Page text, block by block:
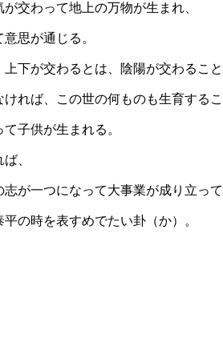
交わって地上の万物が生まれ、
意思が通じる。
下が交わるとは、陰陽が交わること
ければ、この世の何ものも生育するこ
子供が生まれる。
、
が一つになって大事業が成り立って
の時を表すめでたい卦（か）。